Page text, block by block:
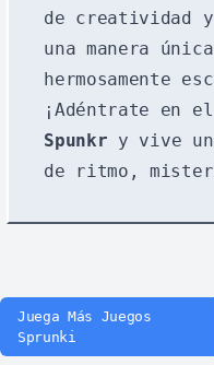
de creatividad
una manera
hermosamente
¡Adéntrate en el
Spunkr y vive
de ritmo,
Juega Más Juegos
Sprunki